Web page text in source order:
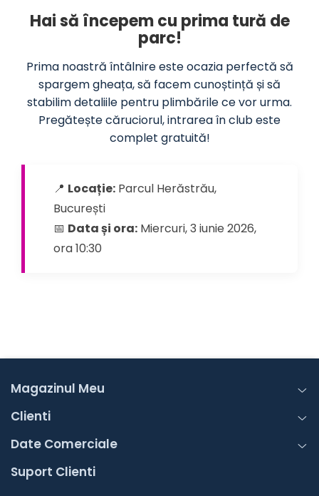
Hai să începem cu prima tură de
parc!
Prima noastră întâlnire este ocazia perfectă să
spargem gheața, să facem cunoștință și să
stabilim detaliile pentru plimbările ce vor urma.
Pregătește căruciorul, intrarea în club este
complet gratuită!
📍 Locație: Parcul Herăstrău,
București
📅 Data și ora: Miercuri, 3 iunie 2026,
ora 10:30
Magazinul Meu
Clienti
Date Comerciale
Suport Clienti